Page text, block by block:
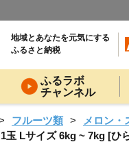
地域とあなたを元気にする
ふるさと納税
ふるラボ
チャンネル
フルーツ類
メロン・
玉 Lサイズ 6kg ~ 7kg [